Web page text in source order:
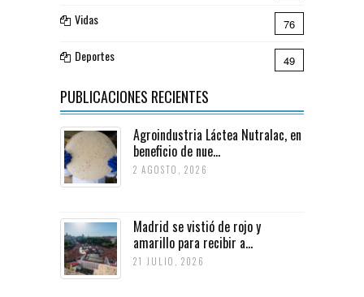
Vidas 76
Deportes 49
PUBLICACIONES RECIENTES
Agroindustria Láctea Nutralac, en
beneficio de nue...
2 AGOSTO, 2026
Madrid se vistió de rojo y
amarillo para recibir a...
21 JULIO, 2026